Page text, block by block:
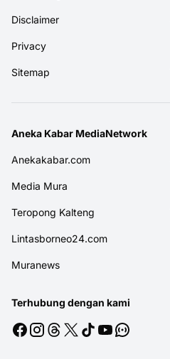
Disclaimer
Privacy
Sitemap
Aneka Kabar MediaNetwork
Anekakabar.com
Media Mura
Teropong Kalteng
Lintasborneo24.com
Muranews
Terhubung dengan kami